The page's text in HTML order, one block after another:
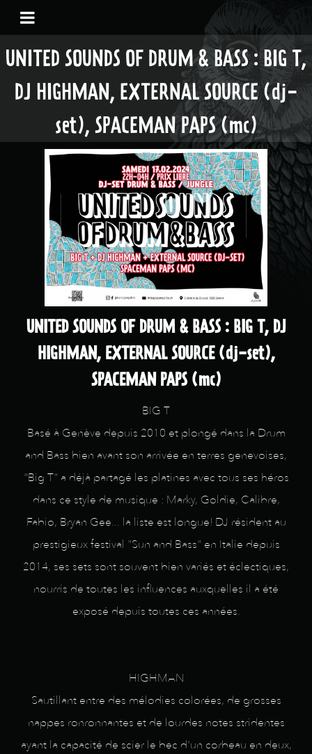
UNITED SOUNDS OF DRUM & BASS : BIG T,
DJ HIGHMAN, EXTERNAL SOURCE (dj-
set), SPACEMAN PAPS (mc)
UNITED SOUNDS OF DRUM & BASS : BIG T, DJ
HIGHMAN, EXTERNAL SOURCE (dj-set),
SPACEMAN PAPS (mc)
BIG T
Basé à Genève depuis 2010 et plongé dans la Drum
and Bass bien avant son arrivée en terres genevoises,
"Big T" a déjà partagé les platines avec tous ses héros
dans ce style de musique : Marky, Goldie, Calibre,
Fabio, Bryan Gee... la liste est longue! DJ résident au
prestigieux festival "Sun and Bass" en Italie depuis
2014, ses sets sont souvent bien variés et éclectiques,
nourris de toutes les influences auxquelles il a été
exposé depuis toutes ces années.
HIGHMAN
Sautillant entre des mélodies colorées, de grosses
nappes ronronnantes et de lourdes notes stridentes
ayant la capacité de scier le bec d'un corbeau en deux,